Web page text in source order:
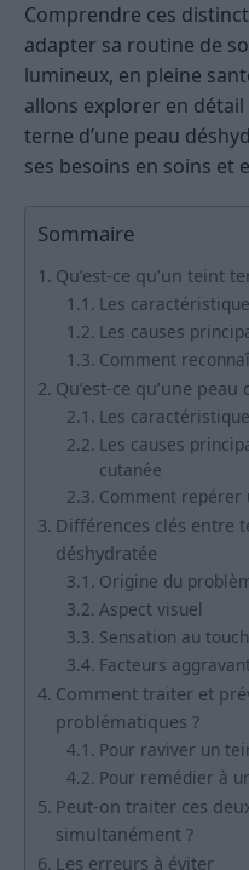
Comprendre ces
adapter sa routine de
lumineux, en pleine
allons explorer en
terne d’une peau
ses besoins en soins et
Sommaire
Qu’est-ce qu’un teint
Les
Les causes
Comment
Qu’est-ce qu’une peau
Les
Les causes
cutanée
Comment repérer
Différences clés entre
déshydratée
Origine du
Aspect visuel
Sensation au
Facteurs
Comment traiter et
problématiques ?
Pour raviver un
Pour remédier à
Peut-on traiter ces
simultanément ?
Les erreurs à éviter